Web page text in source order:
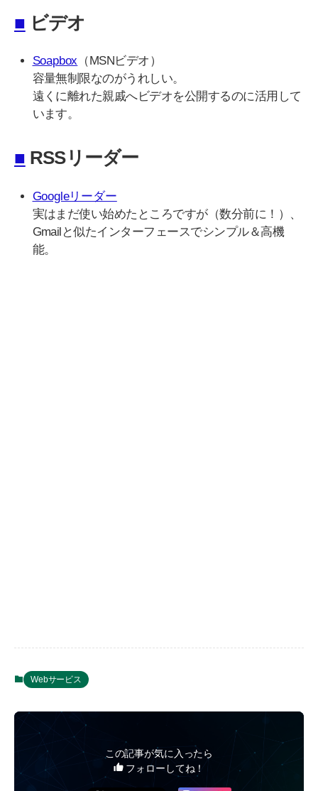
■ ビデオ
Soapbox （MSNビデオ）
容量無制限なのがうれしい。
遠くに離れた親戚へビデオを公開するのに活用して
います。
■ RSSリーダー
Googleリーダー
実はまだ使い始めたところですが（数分前に！）、
Gmailと似たインターフェースでシンプル＆高機
能。
Webサービス
この記事が気に入ったら
フォローしてね！